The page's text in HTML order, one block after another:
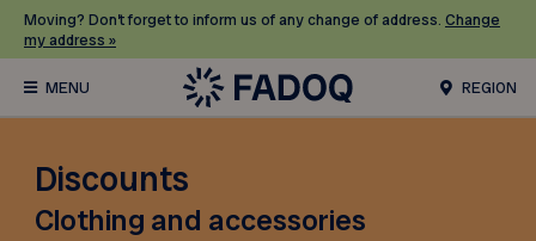
Moving? Don’t forget to inform us of any change of address. Change
my address »
REGION
Discounts
Clothing and accessories